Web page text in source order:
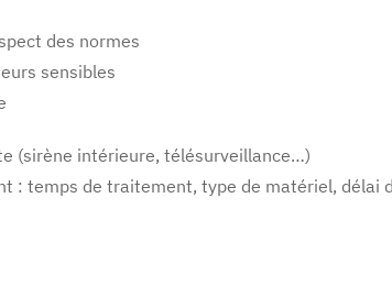
des normes
sensibles
(sirène intérieure, télésurveillance…)
: temps de traitement, type de matériel, délai